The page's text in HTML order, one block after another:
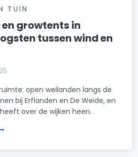
TUIN
growtents in
tussen wind en
open weilanden langs de
bij Erflanden en De Weide, en
over de wijken heen.